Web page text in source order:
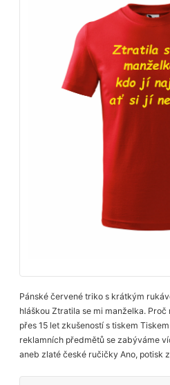
Pánské červené triko s krátkým
hláškou Ztratila se mi manželka.
přes 15 let zkušeností s tiskem
reklamních předmětů se zabýváme
aneb zlaté české ručičky Ano, potisk